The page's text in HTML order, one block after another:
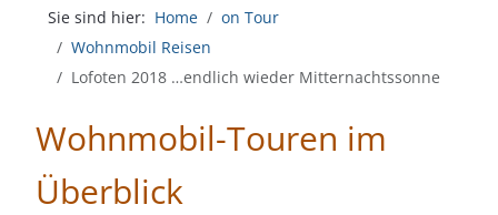
Sie sind hier: Home
on Tour
Wohnmobil Reisen
Lofoten 2018 …endlich wieder Mitternachtssonne
Wohnmobil-Touren im
Überblick